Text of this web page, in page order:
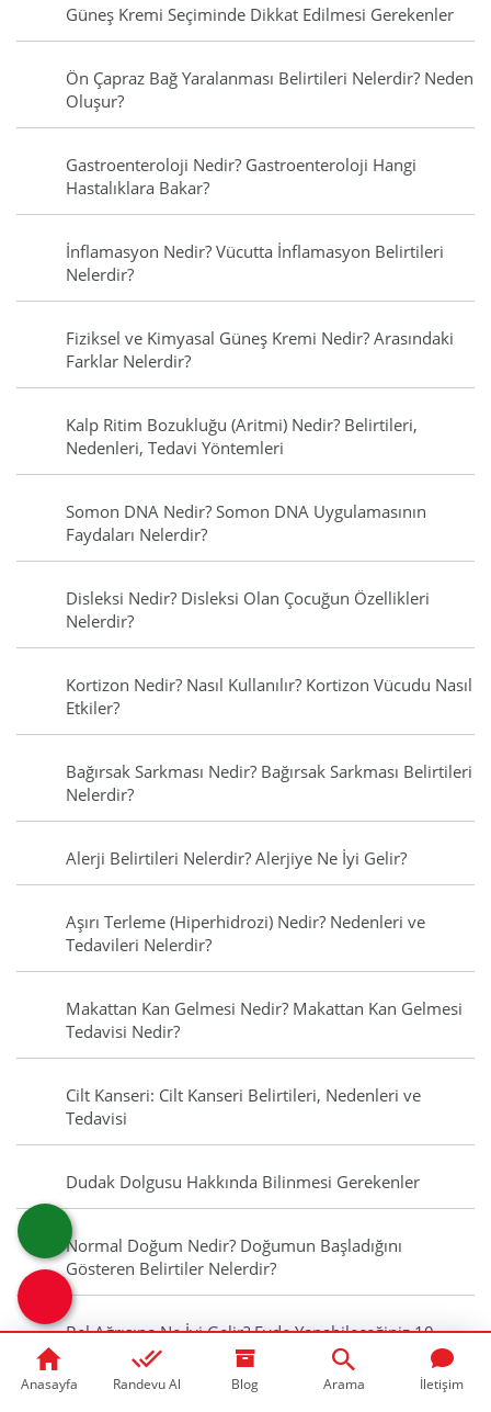
Güneş Kremi Seçiminde Dikkat Edilmesi Gerekenler
Ön Çapraz Bağ Yaralanması Belirtileri Nelerdir? Neden
Oluşur?
Gastroenteroloji Nedir? Gastroenteroloji Hangi
Hastalıklara Bakar?
İnflamasyon Nedir? Vücutta İnflamasyon Belirtileri
Nelerdir?
Fiziksel ve Kimyasal Güneş Kremi Nedir? Arasındaki
Farklar Nelerdir?
Kalp Ritim Bozukluğu (Aritmi) Nedir? Belirtileri,
Nedenleri, Tedavi Yöntemleri
Somon DNA Nedir? Somon DNA Uygulamasının
Faydaları Nelerdir?
Disleksi Nedir? Disleksi Olan Çocuğun Özellikleri
Nelerdir?
Kortizon Nedir? Nasıl Kullanılır? Kortizon Vücudu Nasıl
Etkiler?
Bağırsak Sarkması Nedir? Bağırsak Sarkması Belirtileri
Nelerdir?
Alerji Belirtileri Nelerdir? Alerjiye Ne İyi Gelir?
Aşırı Terleme (Hiperhidrozi) Nedir? Nedenleri ve
Tedavileri Nelerdir?
Makattan Kan Gelmesi Nedir? Makattan Kan Gelmesi
Tedavisi Nedir?
Cilt Kanseri: Cilt Kanseri Belirtileri, Nedenleri ve
Tedavisi
Dudak Dolgusu Hakkında Bilinmesi Gerekenler
Normal Doğum Nedir? Doğumun Başladığını
Gösteren Belirtiler Nelerdir?
Bel Ağrısına Ne İyi Gelir? Evde Yapabileceğiniz 10
Basit İşlem
Anasayfa Randevu Al Blog Arama İletişim